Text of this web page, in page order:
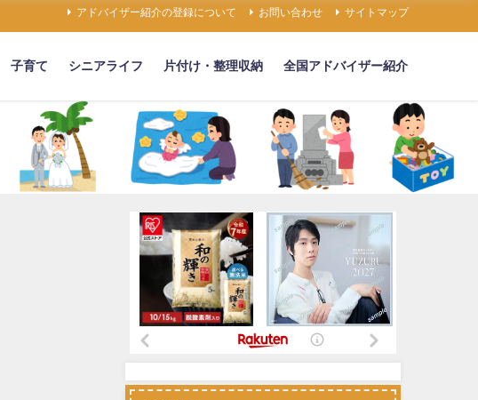
アドバイザー紹介の登録について お問い合わせ サイトマップ
子育て シニアライフ 片付け・整理収納 全国アドバイザー紹介